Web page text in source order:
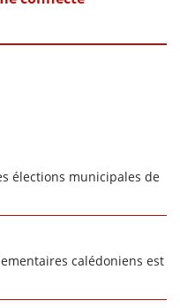
élections municipales de
calédoniens est